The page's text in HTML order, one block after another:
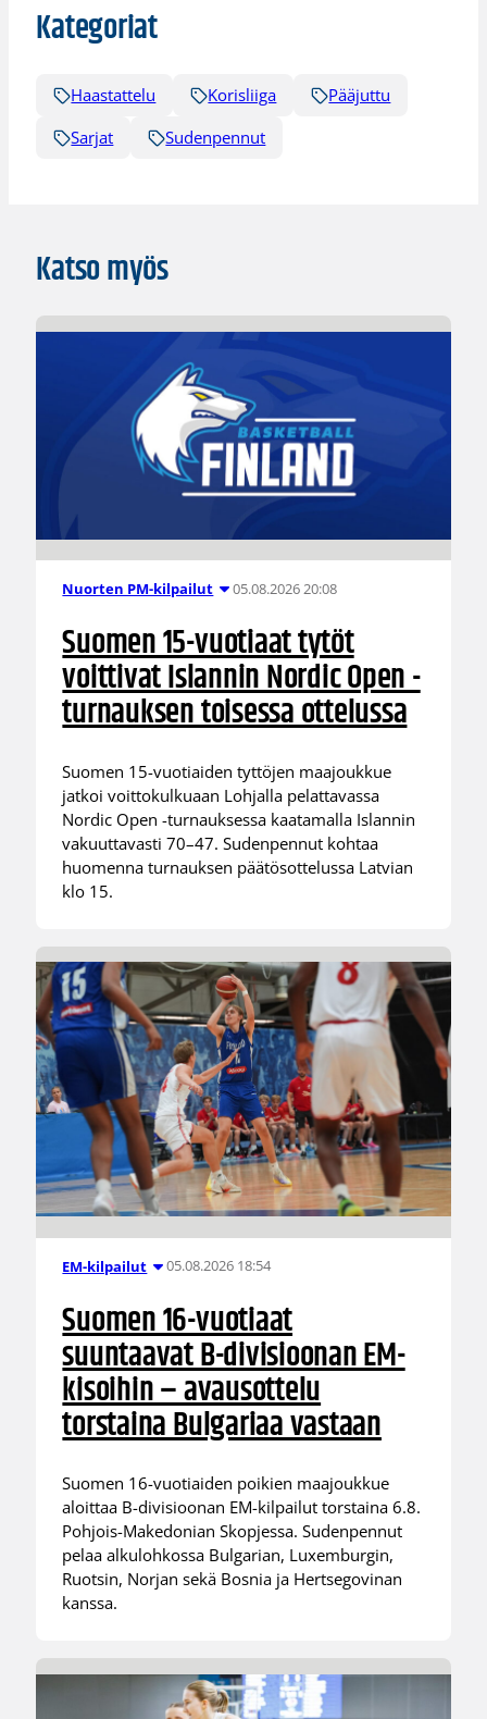
Kategoriat
Haastattelu Korisliiga
Pääjuttu
Sarjat
Sudenpennut
Katso myös
Nuorten PM-kilpailut 05.08.2026 20:08
Suomen 15-vuotiaat tytöt
voittivat Islannin Nordic Open -
turnauksen toisessa ottelussa
Suomen 15-vuotiaiden tyttöjen maajoukkue
jatkoi voittokulkuaan Lohjalla pelattavassa
Nordic Open -turnauksessa kaatamalla Islannin
vakuuttavasti 70–47. Sudenpennut kohtaa
huomenna turnauksen päätösottelussa Latvian
klo 15.
EM-kilpailut 05.08.2026 18:54
Suomen 16-vuotiaat
suuntaavat B-divisioonan EM-
kisoihin – avausottelu
torstaina Bulgariaa vastaan
Suomen 16-vuotiaiden poikien maajoukkue
aloittaa B-divisioonan EM-kilpailut torstaina 6.8.
Pohjois-Makedonian Skopjessa. Sudenpennut
pelaa alkulohkossa Bulgarian, Luxemburgin,
Ruotsin, Norjan sekä Bosnia ja Hertsegovinan
kanssa.